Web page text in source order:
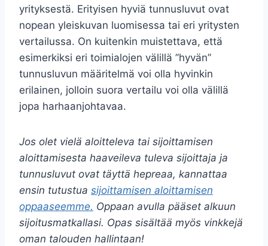
yrityksestä. Erityisen hyviä tunnusluvut ovat
nopean yleiskuvan luomisessa tai eri yritysten
vertailussa. On kuitenkin muistettava, että
esimerkiksi eri toimialojen välillä ”hyvän”
tunnusluvun määritelmä voi olla hyvinkin
erilainen, jolloin suora vertailu voi olla välillä
jopa harhaanjohtavaa.
Jos olet vielä aloitteleva tai sijoittamisen
aloittamisesta haaveileva tuleva sijoittaja ja
tunnusluvut ovat täyttä hepreaa, kannattaa
ensin tutustua sijoittamisen aloittamisen
oppaaseemme. Oppaan avulla pääset alkuun
sijoitusmatkallasi. Opas sisältää myös vinkkejä
oman talouden hallintaan!